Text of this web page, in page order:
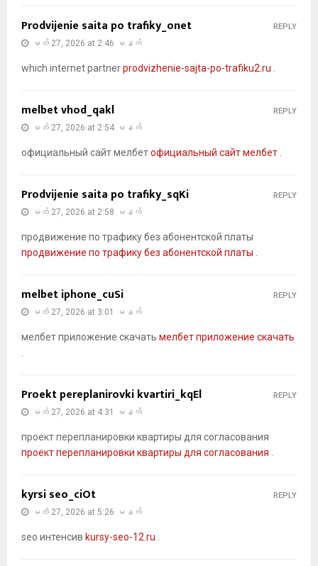
Prodvijenie saita po trafiky_onet
မတ် 27, 2026 at 2:46 မနက်
which internet partnerprodvizhenie-sajta-po-trafiku2.ru
REPLY
melbet vhod_qakl
မတ် 27, 2026 at 2:54 မနက်
официальный сайт мелбетофициальный сайт мелбет
REPLY
Prodvijenie saita po trafiky_sqKi
မတ် 27, 2026 at 2:58 မနက်
продвижение по трафику без абонентской платы
продвижение по трафику без абонентской платы
REPLY
melbet iphone_cuSi
မတ် 27, 2026 at 3:01 မနက်
мелбет приложение скачать мелбет приложение скачать
REPLY
Proekt pereplanirovki kvartiri_kqEl
မတ် 27, 2026 at 4:31 မနက်
проект перепланировки квартиры для согласования
проект перепланировки квартиры для согласования
REPLY
kyrsi seo_ciOt
မတ် 27, 2026 at 5:26 မနက်
seo интенсив kursy-seo-12.ru
REPLY